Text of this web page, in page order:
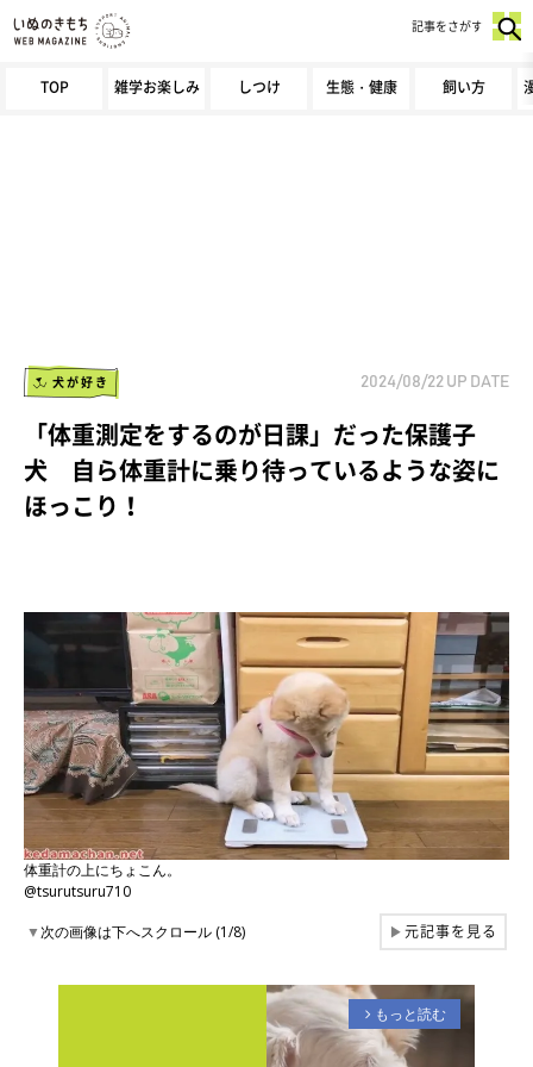
TOP 雑学お楽しみ しつけ 生態・健康 飼い方
記事をさがす
犬が好き 2024/08/22 UP DATE
「体重測定をするのが日課」だった保護子
犬 自ら体重計に乗り待っているような姿に
ほっこり！
体重計の上にちょこん。
@tsurutsuru710
▼次の画像は下へスクロール (1/8) ▶元記事を見る
arrow_forward_ios もっと読む